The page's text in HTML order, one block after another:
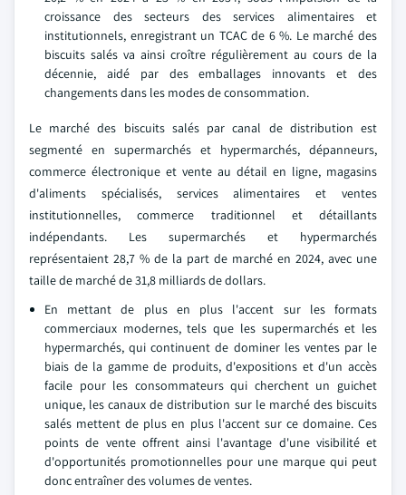
croissance des secteurs des services alimentaires et
institutionnels, enregistrant un TCAC de 6 %. Le marché des
biscuits salés va ainsi croître régulièrement au cours de la
décennie, aidé par des emballages innovants et des
changements dans les modes de consommation.
Le marché des biscuits salés par canal de distribution est
segmenté en supermarchés et hypermarchés, dépanneurs,
commerce électronique et vente au détail en ligne, magasins
d'aliments spécialisés, services alimentaires et ventes
institutionnelles, commerce traditionnel et détaillants
indépendants. Les supermarchés et hypermarchés
représentaient 28,7 % de la part de marché en 2024, avec une
taille de marché de 31,8 milliards de dollars.
En mettant de plus en plus l'accent sur les formats
commerciaux modernes, tels que les supermarchés et les
hypermarchés, qui continuent de dominer les ventes par le
biais de la gamme de produits, d'expositions et d'un accès
facile pour les consommateurs qui cherchent un guichet
unique, les canaux de distribution sur le marché des biscuits
salés mettent de plus en plus l'accent sur ce domaine. Ces
points de vente offrent ainsi l'avantage d'une visibilité et
d'opportunités promotionnelles pour une marque qui peut
donc entraîner des volumes de ventes.